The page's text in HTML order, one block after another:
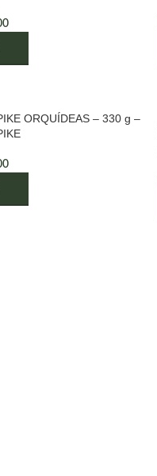
AO CARRINHO
ORQUÍDEAS – 330 g –
AO CARRINHO